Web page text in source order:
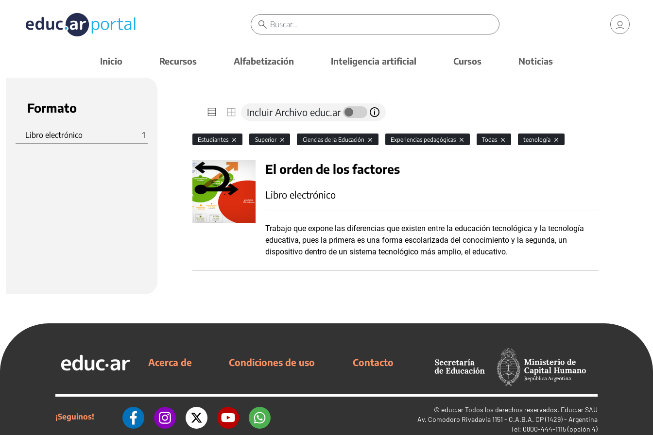
Inicio Recursos Alfabetización Inteligencia artificial Cursos Noticias
Formato
Libro electrónico 1
Incluir Archivo educ.ar
Estudiantes Superior Ciencias de la Educación Experiencias pedagógicas Todas tecnología
El orden de los factores
Libro electrónico
Trabajo que expone las diferencias que existen entre la educación tecnológica y la tecnología
educativa, pues la primera es una forma escolarizada del conocimiento y la segunda, un
dispositivo dentro de un sistema tecnológico más amplio, el educativo.
Acerca de Condiciones de uso Contacto
¡Seguinos!
© educ.arTodos los derechos reservados. Educ.ar SAU
Av. Comodoro Rivadavia 1151 - C.A.B.A. CP (1429) - Argentina
Tel: 0800-444-1115 (opción 4)